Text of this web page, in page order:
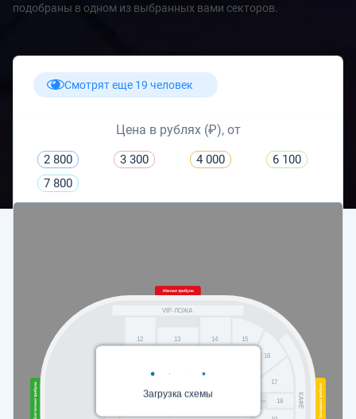
подобраны в одном из выбранных вами секторов.
Смотрят еще 19 человек
Цена в рублях (₽), от
2 800 3 300 4 000
6 100
7 800
Загрузка схемы Западная трибуна
Южная трибуна
Восточная трибуна СЦЕНА КАФЕ
VIP-ЛОЖА
12 13 14 15
16
17
18
Фанзона Танцпол